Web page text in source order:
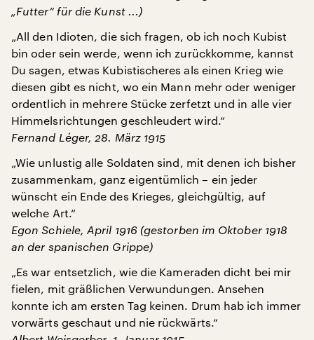
„Futter“ für die Kunst ...)
„All den Idioten, die sich fragen, ob ich noch Kubist
bin oder sein werde, wenn ich zurückkomme, kannst
Du sagen, etwas Kubistischeres als einen Krieg wie
diesen gibt es nicht, wo ein Mann mehr oder weniger
ordentlich in mehrere Stücke zerfetzt und in alle vier
Himmelsrichtungen geschleudert wird.“
Fernand Léger, 28. März 1915
„Wie unlustig alle Soldaten sind, mit denen ich bisher
zusammenkam, ganz eigentümlich – ein jeder
wünscht ein Ende des Krieges, gleichgültig, auf
welche Art.“
Egon Schiele, April 1916 (gestorben im Oktober 1918
an der spanischen Grippe)
„Es war entsetzlich, wie die Kameraden dicht bei mir
fielen, mit gräßlichen Verwundungen. Ansehen
konnte ich am ersten Tag keinen. Drum hab ich immer
vorwärts geschaut und nie rückwärts.“